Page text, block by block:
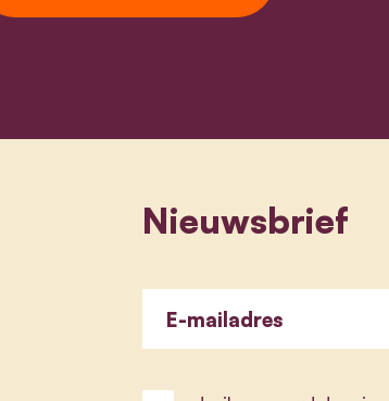
Nieuwsbrief
E-mailadres